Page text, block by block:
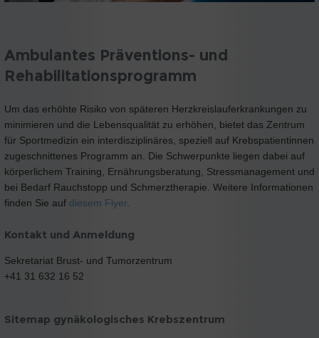
Ambulantes Präventions- und
Rehabilitationsprogramm
Um das erhöhte Risiko von späteren Herzkreislauferkrankungen zu
minimieren und die Lebensqualität zu erhöhen, bietet das Zentrum
für Sportmedizin ein interdisziplinäres, speziell auf Krebspatientinnen
zugeschnittenes Programm an. Die Schwerpunkte liegen dabei auf
körperlichem Training, Ernährungsberatung, Stressmanagement und
bei Bedarf Rauchstopp und Schmerztherapie. Weitere Informationen
finden Sie auf diesem Flyer
Kontakt und Anmeldung
Sekretariat Brust- und Tumorzentrum
+41 31 632 16 52
Sitemap gynäkologisches Krebszentrum